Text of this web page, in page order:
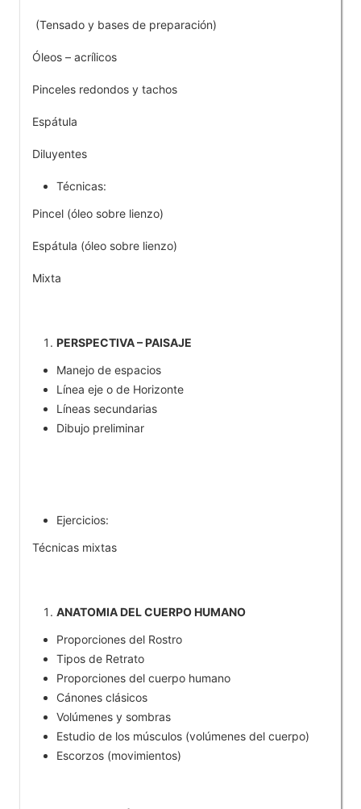
(Tensado y bases de preparación)
Óleos – acrílicos
Pinceles redondos y tachos
Espátula
Diluyentes
Técnicas:
Pincel (óleo sobre lienzo)
Espátula (óleo sobre lienzo)
Mixta
PERSPECTIVA – PAISAJE
Manejo de espacios
Línea eje o de Horizonte
Líneas secundarias
Dibujo preliminar
Ejercicios:
Técnicas mixtas
ANATOMIA DEL CUERPO HUMANO
Proporciones del Rostro
Tipos de Retrato
Proporciones del cuerpo humano
Cánones clásicos
Volúmenes y sombras
Estudio de los músculos (volúmenes del cuerpo)
Escorzos (movimientos)